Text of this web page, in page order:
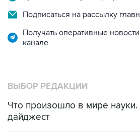
Подписаться на рассылку
Получать оперативные
канале
ВЫБОР РЕДАКЦИИ
Что произошло в мире
дайджест